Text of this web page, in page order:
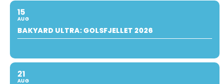
15
AUG
BAKYARD ULTRA: GOLSFJELLET 2026
21
AUG